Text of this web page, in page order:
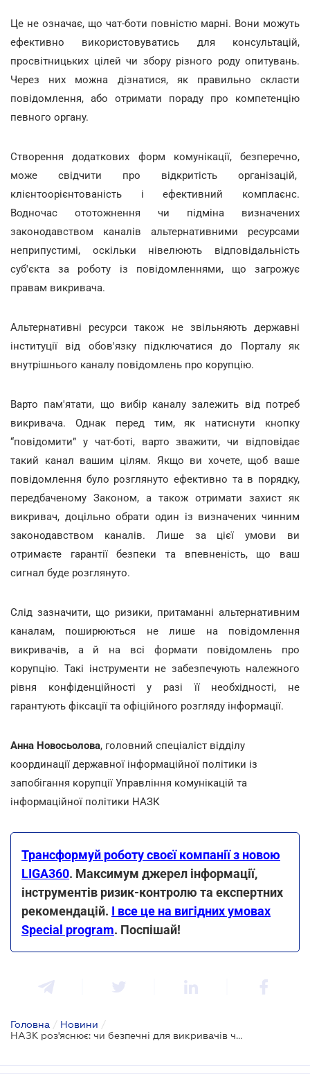
Це не означає, що чат-боти повністю марні. Вони можуть
ефективно використовуватись для консультацій,
просвітницьких цілей чи збору різного роду опитувань.
Через них можна дізнатися, як правильно скласти
повідомлення, або отримати пораду про компетенцію
певного органу.
Створення додаткових форм комунікації, безперечно,
може свідчити про відкритість організацій,
клієнтоорієнтованість і ефективний комплаєнс.
Водночас ототожнення чи підміна визначених
законодавством каналів альтернативними ресурсами
неприпустимі, оскільки нівелюють відповідальність
суб'єкта за роботу із повідомленнями, що загрожує
правам викривача.
Альтернативні ресурси також не звільняють державні
інституції від обов'язку підключатися до Порталу як
внутрішнього каналу повідомлень про корупцію.
Варто пам'ятати, що вибір каналу залежить від потреб
викривача. Однак перед тим, як натиснути кнопку
“повідомити” у чат-боті, варто зважити, чи відповідає
такий канал вашим цілям. Якщо ви хочете, щоб ваше
повідомлення було розглянуто ефективно та в порядку,
передбаченому Законом, а також отримати захист як
викривач, доцільно обрати один із визначених чинним
законодавством каналів. Лише за цієї умови ви
отримаєте гарантії безпеки та впевненість, що ваш
сигнал буде розглянуто.
Слід зазначити, що ризики, притаманні альтернативним
каналам, поширюються не лише на повідомлення
викривачів, а й на всі формати повідомлень про
корупцію. Такі інструменти не забезпечують належного
рівня конфіденційності у разі її необхідності, не
гарантують фіксації та офіційного розгляду інформації.
Анна Новосьолова, головний спеціаліст відділу
координації державної інформаційної політики із
запобігання корупції Управління комунікацій та
інформаційної політики НАЗК
Трансформуй роботу своєї компанії з новою
LIGA360. Максимум джерел інформації,
інструментів ризик-контролю та експертних
рекомендацій. І все це на вигідних умовах
Special program. Поспішай!
Головна / Новини /
НАЗК роз'яснює: чи безпечні для викривачів чат-боти для повідомлень про корупцію